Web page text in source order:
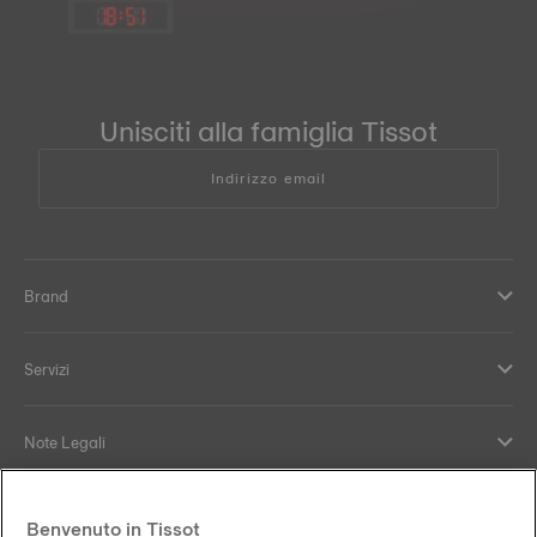
18:51
Unisciti alla famiglia Tissot
Indirizzo email
Brand
Servizi
Note Legali
Benvenuto in Tissot